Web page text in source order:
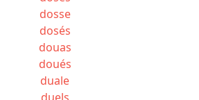
dosse
dosés
douas
doués
duale